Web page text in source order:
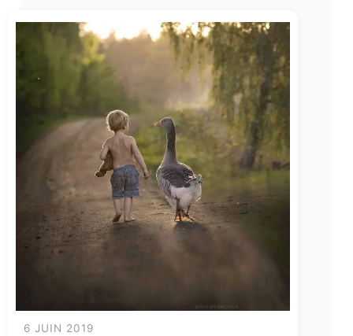
6 JUIN 2019